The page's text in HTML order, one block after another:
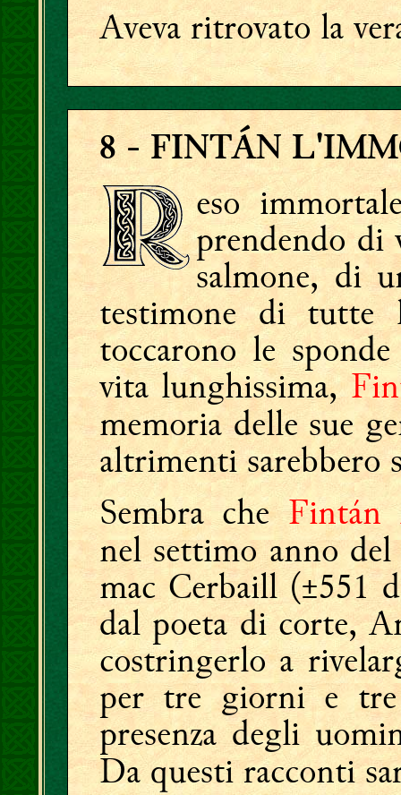
Aveva ritrovato la
8- FINTÁN
eso
prendendo
salmone, di
testimone di tutte
toccarono le
vita lunghissima,
memoria delle sue
altrimenti sarebbero
Sembra cheFintán
nel settimo anno
mac Cerbaill (±551
dal poeta di corte,
costringerlo a
per tre giorni e
presenza degli
Da questi racconti